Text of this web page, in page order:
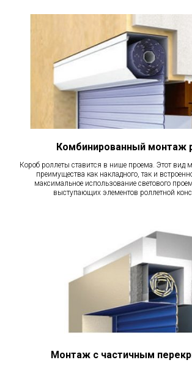
Комбинированный монтаж
Короб роллеты ставится в нише проема. Этот вид
преимущества как накладного, так и
максимальное использование светового
выступающих элементов роллетной
Монтаж с частичным